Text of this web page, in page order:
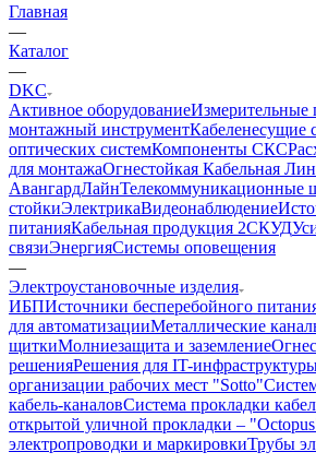
Главная
—
Каталог
—
DKC
Активное оборудованиеИзмерительные
монтажный инструментКабеленесущие
оптических системКомпоненты СКС
для монтажаОгнестойкая Кабельная
АвангардЛайнТелекоммуникационные
стойкиЭлектрикаВидеонаблюдение
питанияКабельная продукция 2СКУД
связиЭнергияСистемы оповещения
—
Электроустановочные изделия
ИБПИсточники бесперебойного
для автоматизацииМеталлические
щиткиМолниезащита и заземление
решенияРешения для IT-
организации рабочих мест "Sotto"
кабель-каналовСистема прокладки
открытой уличной прокладки –
электропроводки и маркировкиТрубы